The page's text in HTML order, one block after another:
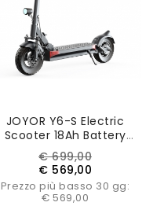
JOYOR Y6-S Electric
Scooter 18Ah Battery
500W Motor Up To 60KM
Mileage Range 10 Inch
Wheel 40Km/h Max
Speed
Prezzo
base
€ 699,00Prezzo
€ 569,00
Prezzo più basso 30 gg:
€ 569,00